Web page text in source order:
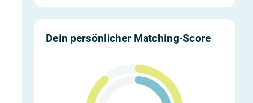
Dein persönlicher Matching-Score